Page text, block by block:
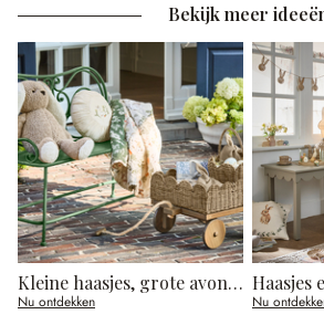
Bekijk meer
Kleine haasjes, grote avonturen
Nu ontdekken
Haasjes
Nu